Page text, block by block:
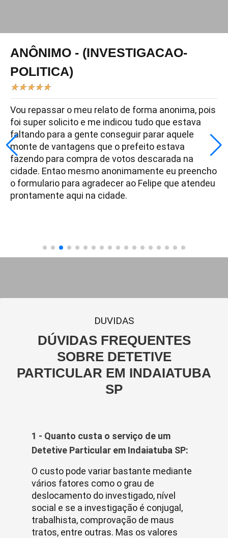
ANÔNIMO - (INVESTIGACAO-
POLITICA)
★★★★★
Vou repassar o meu relato de forma anonima, pois
foi super solicito e me indicou tudo que estava
faltando para a gente conseguir parar aquele
monte de vantagens que o prefeito estava
fazendo para compra de votos descarada na
cidade. Entao mesmo anonimamente eu preencho
o formulario para agradecer ao Felipe que atendeu
prontamente aqui na cidade.
DUVIDAS
DÚVIDAS FREQUENTES
SOBRE DETETIVE
PARTICULAR EM INDAIATUBA
SP
1 - Quanto custa o serviço de um
Detetive Particular em Indaiatuba SP:
O custo pode variar bastante mediante
vários fatores como o grau de
deslocamento do investigado, nível
social e se a investigação é conjugal,
trabalhista, comprovação de maus
tratos, entre outras. Mas os valores